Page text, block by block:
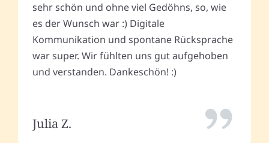
sehr schön und ohne viel Gedöhns, so, wie
es der Wunsch war :) Digitale
Kommunikation und spontane Rücksprache
war super. Wir fühlten uns gut aufgehoben
und verstanden. Dankeschön! :)
Julia Z.